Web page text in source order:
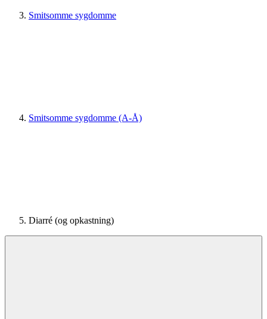
Smitsomme sygdomme
Smitsomme sygdomme (A-Å)
Diarré (og opkastning)